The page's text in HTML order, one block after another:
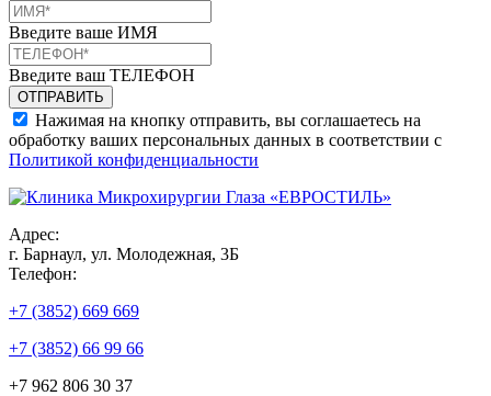
Введите ваше ИМЯ
Введите ваш ТЕЛЕФОН
Нажимая на кнопку отправить, вы соглашаетесь на
обработку ваших персональных данных в соответствии с
Политикой конфиденциальности
Адрес:
г. Барнаул, ул. Молодежная, 3Б
Телефон:
+7 (3852) 669 669
+7 (3852) 66 99 66
+7 962 806 30 37